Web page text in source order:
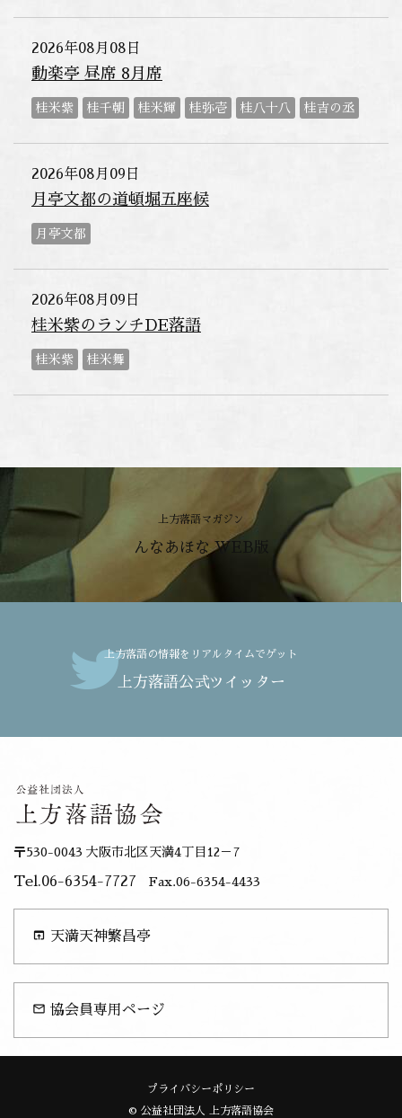
2026年08月08日
動楽亭 昼席 8月席
桂米紫 桂千朝 桂米輝 桂弥壱 桂八十八 桂吉の丞
2026年08月09日
月亭文都の道頓堀五座候
月亭文都
2026年08月09日
桂米紫のランチDE落語
桂米紫 桂米舞
上方落語マガジン
んなあほな WEB版
上方落語の情報をリアルタイムでゲット
上方落語公式ツイッター
〒530-0043 大阪市北区天満4丁目12－7
Tel.06-6354-7727 Fax.06-6354-4433
open_in_browser 天満天神繁昌亭
mail_outline 協会員専用ページ
プライバシーポリシー
© 公益社団法人 上方落語協会